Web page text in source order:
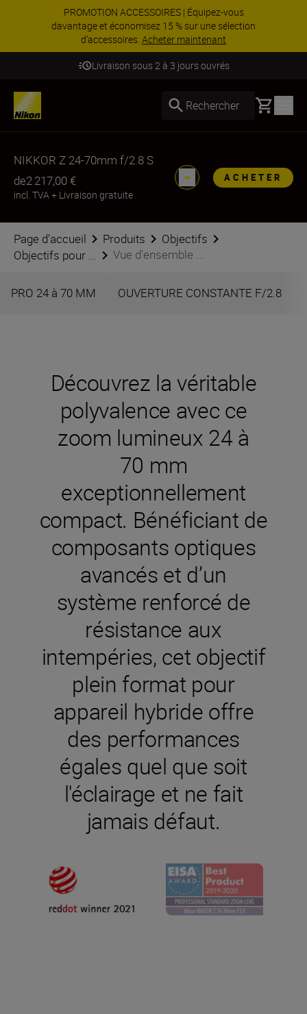
PROMOTION ACCESSOIRES | Équipez-vous
davantage et économisez 15 % sur une sélection
d’accessoires. Acheter maintenant
Livraison sous 2 à 3 jours ouvrés
Rechercher Basket
NIKKOR Z 24-70mm f/2.8 S
de2 217,00 €
incl. TVA+ Livraison gratuite
ACHETER
Page d’accueil Produits
Objectifs
Objectifs pour ...
Vue d’ensemble ...
PRO 24 à 70 MM OUVERTURE CONSTANTE F/2.8
Découvrez la véritable
polyvalence avec ce
zoom lumineux 24 à
70 mm
exceptionnellement
compact. Bénéficiant de
composants optiques
avancés et d’un
système renforcé de
résistance aux
intempéries, cet objectif
plein format pour
appareil hybride offre
des performances
égales quel que soit
l'éclairage et ne fait
jamais défaut.